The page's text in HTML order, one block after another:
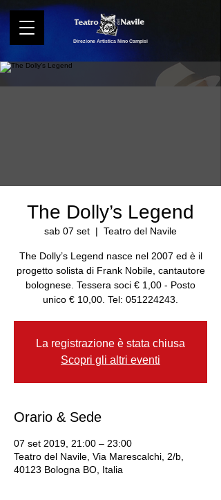
Direzione Artistica Nino Campisi
The Dolly’s Legend
sab 07 set
  |
Teatro del Navile
The Dolly’s Legend nasce nel 2007 ed è il
progetto solista di Frank Nobile, cantautore
bolognese. Tessera soci € 1,00 - Posto
unico € 10,00. Tel: 051224243.
La registrazione è stata chiusa
Scopri gli altri eventi
Orario & Sede
07 set 2019, 21:00 – 23:00
Teatro del Navile, Via Marescalchi, 2/b,
40123 Bologna BO, Italia